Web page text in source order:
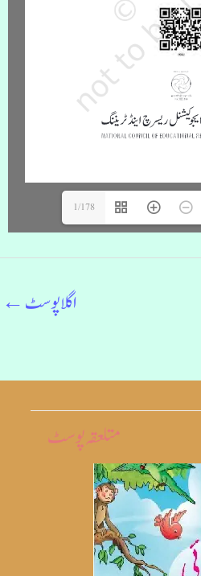
1/178
اگلا پوسٹ←
متلعقہ پوسٹ